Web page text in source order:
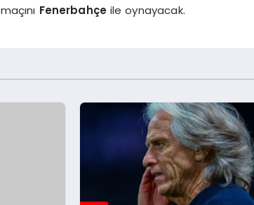
Fenerbahçe ile oynayacak.